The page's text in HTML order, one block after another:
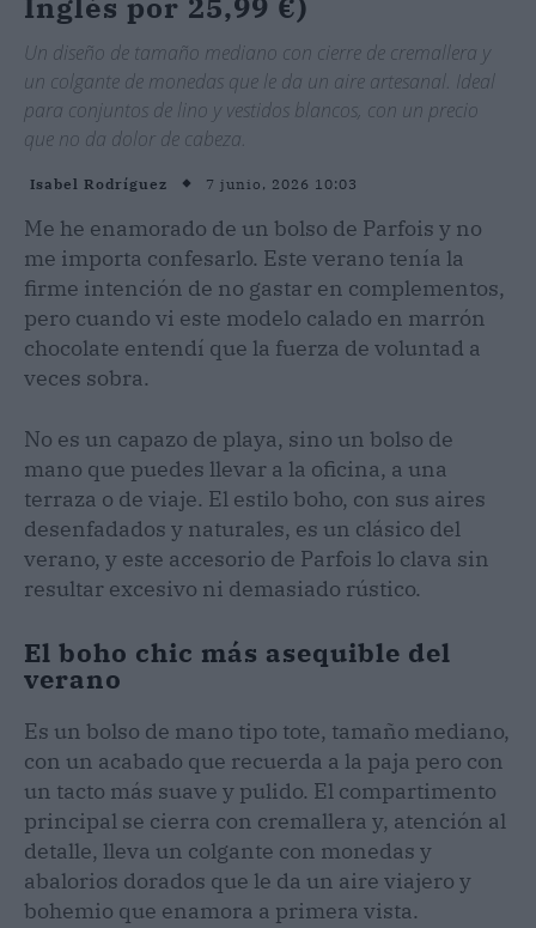
Un diseño de tamaño mediano con cierre de cremallera y
un colgante de monedas que le da un aire artesanal. Ideal
para conjuntos de lino y vestidos blancos, con un precio
que no da dolor de cabeza.
Isabel Rodríguez 7 junio, 2026 10:03
Me he enamorado de un bolso de Parfois y no
me importa confesarlo. Este verano tenía la
firme intención de no gastar en complementos,
pero cuando vi este modelo calado en marrón
chocolate entendí que la fuerza de voluntad a
veces sobra.
No es un capazo de playa, sino un bolso de
mano que puedes llevar a la oficina, a una
terraza o de viaje. El estilo boho, con sus aires
desenfadados y naturales, es un clásico del
verano, y este accesorio de Parfois lo clava sin
resultar excesivo ni demasiado rústico.
El boho chic más asequible del
verano
Es un bolso de mano tipo tote, tamaño mediano,
con un acabado que recuerda a la paja pero con
un tacto más suave y pulido. El compartimento
principal se cierra con cremallera y, atención al
detalle, lleva un colgante con monedas y
abalorios dorados que le da un aire viajero y
bohemio que enamora a primera vista.